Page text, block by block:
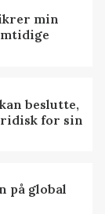
min
beslutte,
for sin
på global